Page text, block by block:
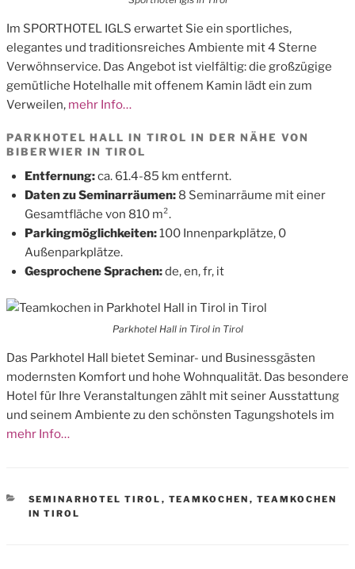
Im SPORTHOTEL IGLS erwartet Sie ein sportliches,
elegantes und traditionsreiches Ambiente mit 4 Sterne
Verwöhnservice. Das Angebot ist vielfältig: die großzügige
gemütliche Hotelhalle mit offenem Kamin lädt ein zum
Verweilen, mehr Info…
PARKHOTEL HALL IN TIROL IN DER NÄHE VON
BIBERWIER IN TIROL
Entfernung:ca. 61.4-85 km entfernt.
Daten zu Seminarräumen: 8 Seminarräume mit einer
Gesamtfläche von 810 m².
Parkingmöglichkeiten:100 Innenparkplätze, 0
Außenparkplätze.
Gesprochene Sprachen:de, en, fr, it
Parkhotel Hall in Tirol in Tirol
Das Parkhotel Hall bietet Seminar- und Businessgästen
modernsten Komfort und hohe Wohnqualität. Das besondere
Hotel für Ihre Veranstaltungen zählt mit seiner Ausstattung
und seinem Ambiente zu den schönsten Tagungshotels im
mehr Info…
CATEGORIES
SEMINARHOTEL TIROL , TEAMKOCHEN , TEAMKOCHEN
IN TIROL